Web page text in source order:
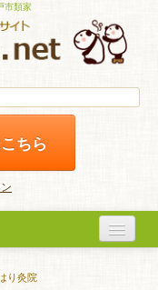
市類家
ちら
り灸院